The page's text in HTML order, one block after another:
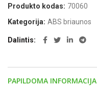
Produkto kodas: 70060
Kategorija: ABS briaunos
Dalintis
PAPILDOMA INFORMACIJA